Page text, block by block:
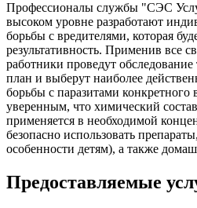
Профессионалы службы "СЭС
высоком уровне разработают
борьбы с вредителями, которая
результативность. Применив все
работники проведут
план и выберут наиболее
борьбы с паразитами
уверенным, что химический
применяется в необходимой
безопасно использовать
особенности детям), а также
Предоставляемые